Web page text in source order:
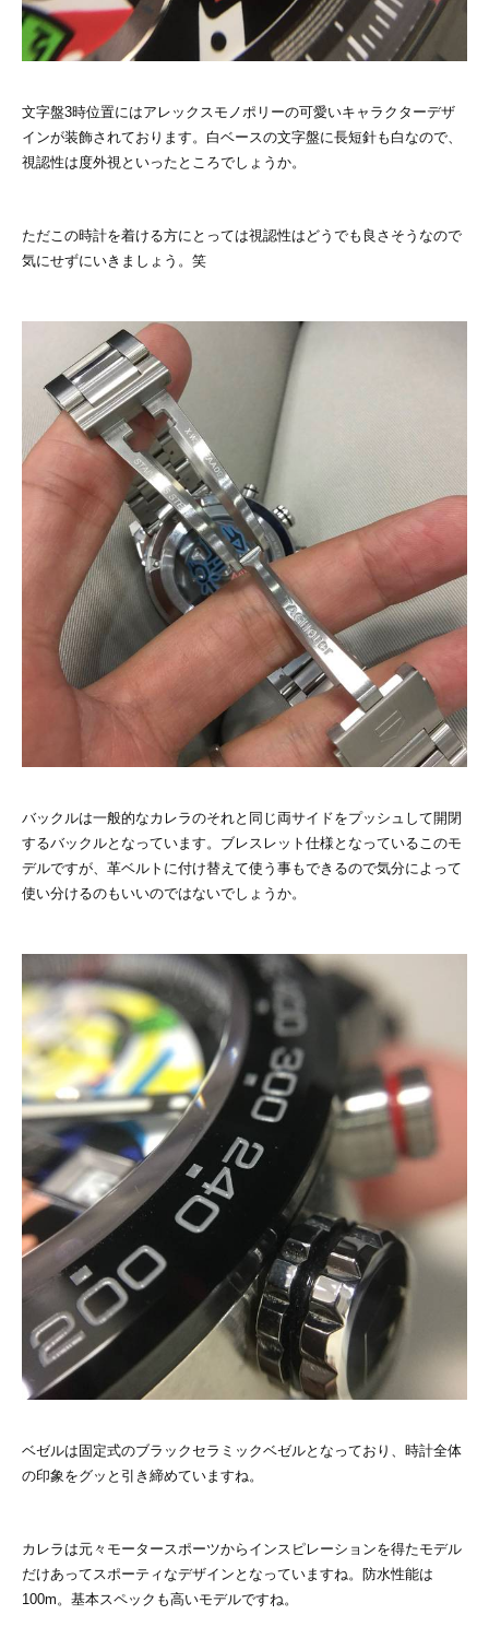
文字盤3時位置にはアレックスモノポリーの可愛いキャラクターデザ
インが装飾されております。白ベースの文字盤に長短針も白なので、
視認性は度外視といったところでしょうか。
ただこの時計を着ける方にとっては視認性はどうでも良さそうなので
気にせずにいきましょう。笑
バックルは一般的なカレラのそれと同じ両サイドをプッシュして開閉
するバックルとなっています。ブレスレット仕様となっているこのモ
デルですが、革ベルトに付け替えて使う事もできるので気分によって
使い分けるのもいいのではないでしょうか。
ベゼルは固定式のブラックセラミックベゼルとなっており、時計全体
の印象をグッと引き締めていますね。
カレラは元々モータースポーツからインスピレーションを得たモデル
だけあってスポーティなデザインとなっていますね。防水性能は
100m。基本スペックも高いモデルですね。